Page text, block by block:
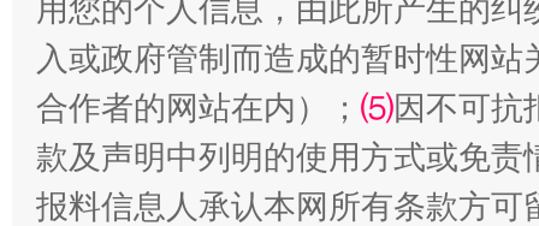
用您的个人信息，由此所产生的纠
入或政府管制而造成的暂时性网
合作者的网站在内）； ⑸因不可抗
款及声明中列明的使用方式或免责
报料信息人承认本网所有条款方